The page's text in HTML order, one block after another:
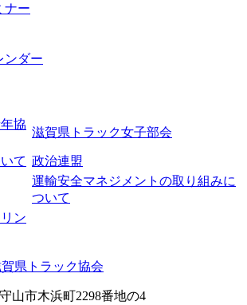
ナー
ンダー
協
滋賀県トラック女子部会
て 政治連盟
運輸安全マネジメントの取り組みに
ついて
ン
山市木浜町2298番地の4